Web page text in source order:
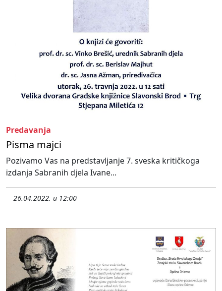
Predavanja
Pisma majci
Pozivamo Vas na predstavljanje 7. sveska kritičkoga
izdanja Sabranih djela Ivane...
26.04.2022. u 12:00